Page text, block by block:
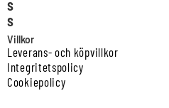
s
s
Villkor
Leverans- och köpvillkor
Integritetspolicy
Cookiepolicy